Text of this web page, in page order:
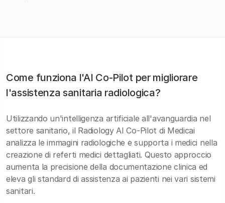
Come funziona l'AI Co-Pilot per migliorare
l'assistenza sanitaria radiologica?
Utilizzando un'intelligenza artificiale all'avanguardia nel
settore sanitario, il Radiology AI Co-Pilot di Medicai
analizza le immagini radiologiche e supporta i medici nella
creazione di referti medici dettagliati. Questo approccio
aumenta la precisione della documentazione clinica ed
eleva gli standard di assistenza ai pazienti nei vari sistemi
sanitari.